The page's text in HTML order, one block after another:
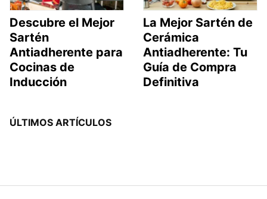
Descubre el Mejor
Sartén
Antiadherente para
Cocinas de
Inducción
La Mejor Sartén de
Cerámica
Antiadherente: Tu
Guía de Compra
Definitiva
ÚLTIMOS ARTÍCULOS